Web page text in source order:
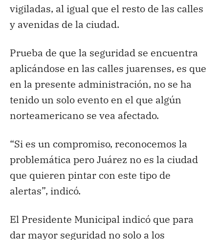
vigiladas, al igual que el resto de las calles
y avenidas de la ciudad.
Prueba de que la seguridad se encuentra
aplicándose en las calles juarenses, es que
en la presente administración, no se ha
tenido un solo evento en el que algún
norteamericano se vea afectado.
“Si es un compromiso, reconocemos la
problemática pero Juárez no es la ciudad
que quieren pintar con este tipo de
alertas”, indicó.
El Presidente Municipal indicó que para
dar mayor seguridad no solo a los